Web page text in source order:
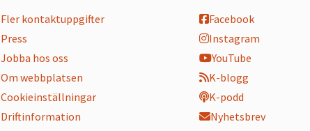
Fler kontaktuppgifter
Press
Jobba hos oss
Om webbplatsen
Cookieinställningar
Driftinformation
Facebook
Instagram
YouTube
K-blogg
K-podd
Nyhetsbrev